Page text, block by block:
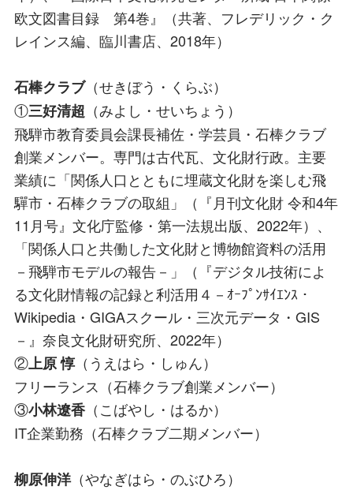
欧文図書目録 第4巻』（共著、フレデリック・ク
レインス編、臨川書店、2018年）
石棒クラブ（せきぼう・くらぶ）
①三好清超 （みよし・せいちょう）
飛騨市教育委員会課長補佐・学芸員・石棒クラブ
創業メンバー。専門は古代瓦、文化財行政。主要
業績に「関係人口とともに埋蔵文化財を楽しむ飛
驒市・石棒クラブの取組」（『月刊文化財 令和4年
11月号』文化庁監修・第一法規出版、2022年）、
「関係人口と共働した文化財と博物館資料の活用
－飛騨市モデルの報告－」（『デジタル技術によ
る文化財情報の記録と利活用４－ｵｰﾌﾟﾝｻｲｴﾝｽ・
Wikipedia・GIGAスクール・三次元データ・GIS
－』奈良文化財研究所、2022年）
②上原 惇（うえはら・しゅん）
フリーランス（石棒クラブ創業メンバー）
③小林遼香 （こばやし・はるか）
IT企業勤務（石棒クラブ二期メンバー）
柳原伸洋（やなぎはら・のぶひろ）